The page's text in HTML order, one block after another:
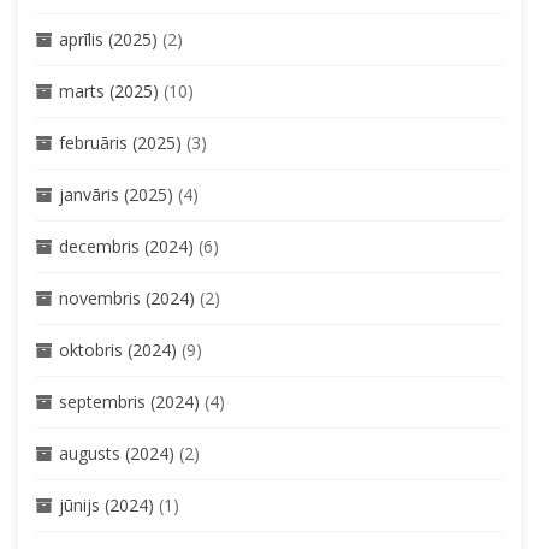
aprīlis (2025) (2)
marts (2025) (10)
februāris (2025) (3)
janvāris (2025) (4)
decembris (2024) (6)
novembris (2024) (2)
oktobris (2024) (9)
septembris (2024) (4)
augusts (2024) (2)
jūnijs (2024) (1)